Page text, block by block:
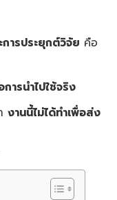
ารประยุกต์วิจัย คือ
ารนำไปใช้จริง
งานนี้ไม่ได้ทำเพื่อส่ง